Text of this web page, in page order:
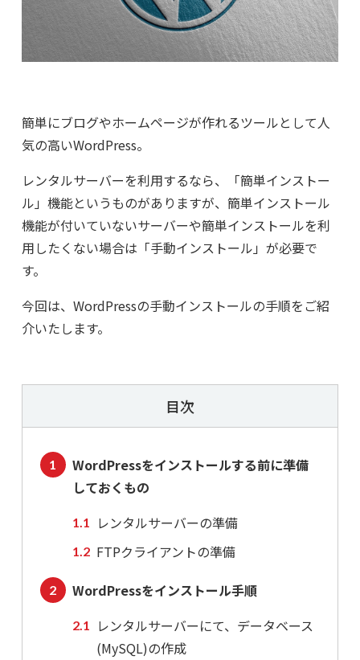
簡単にブログやホームページが作れるツールとして人
気の高いWordPress。
レンタルサーバーを利用するなら、「簡単インストー
ル」機能というものがありますが、簡単インストール
機能が付いていないサーバーや簡単インストールを利
用したくない場合は「手動インストール」が必要で
す。
今回は、WordPressの手動インストールの手順をご紹
介いたします。
目次
WordPressをインストールする前に準備
しておくもの
レンタルサーバーの準備
FTPクライアントの準備
WordPressをインストール手順
レンタルサーバーにて、データベース
(MySQL)の作成